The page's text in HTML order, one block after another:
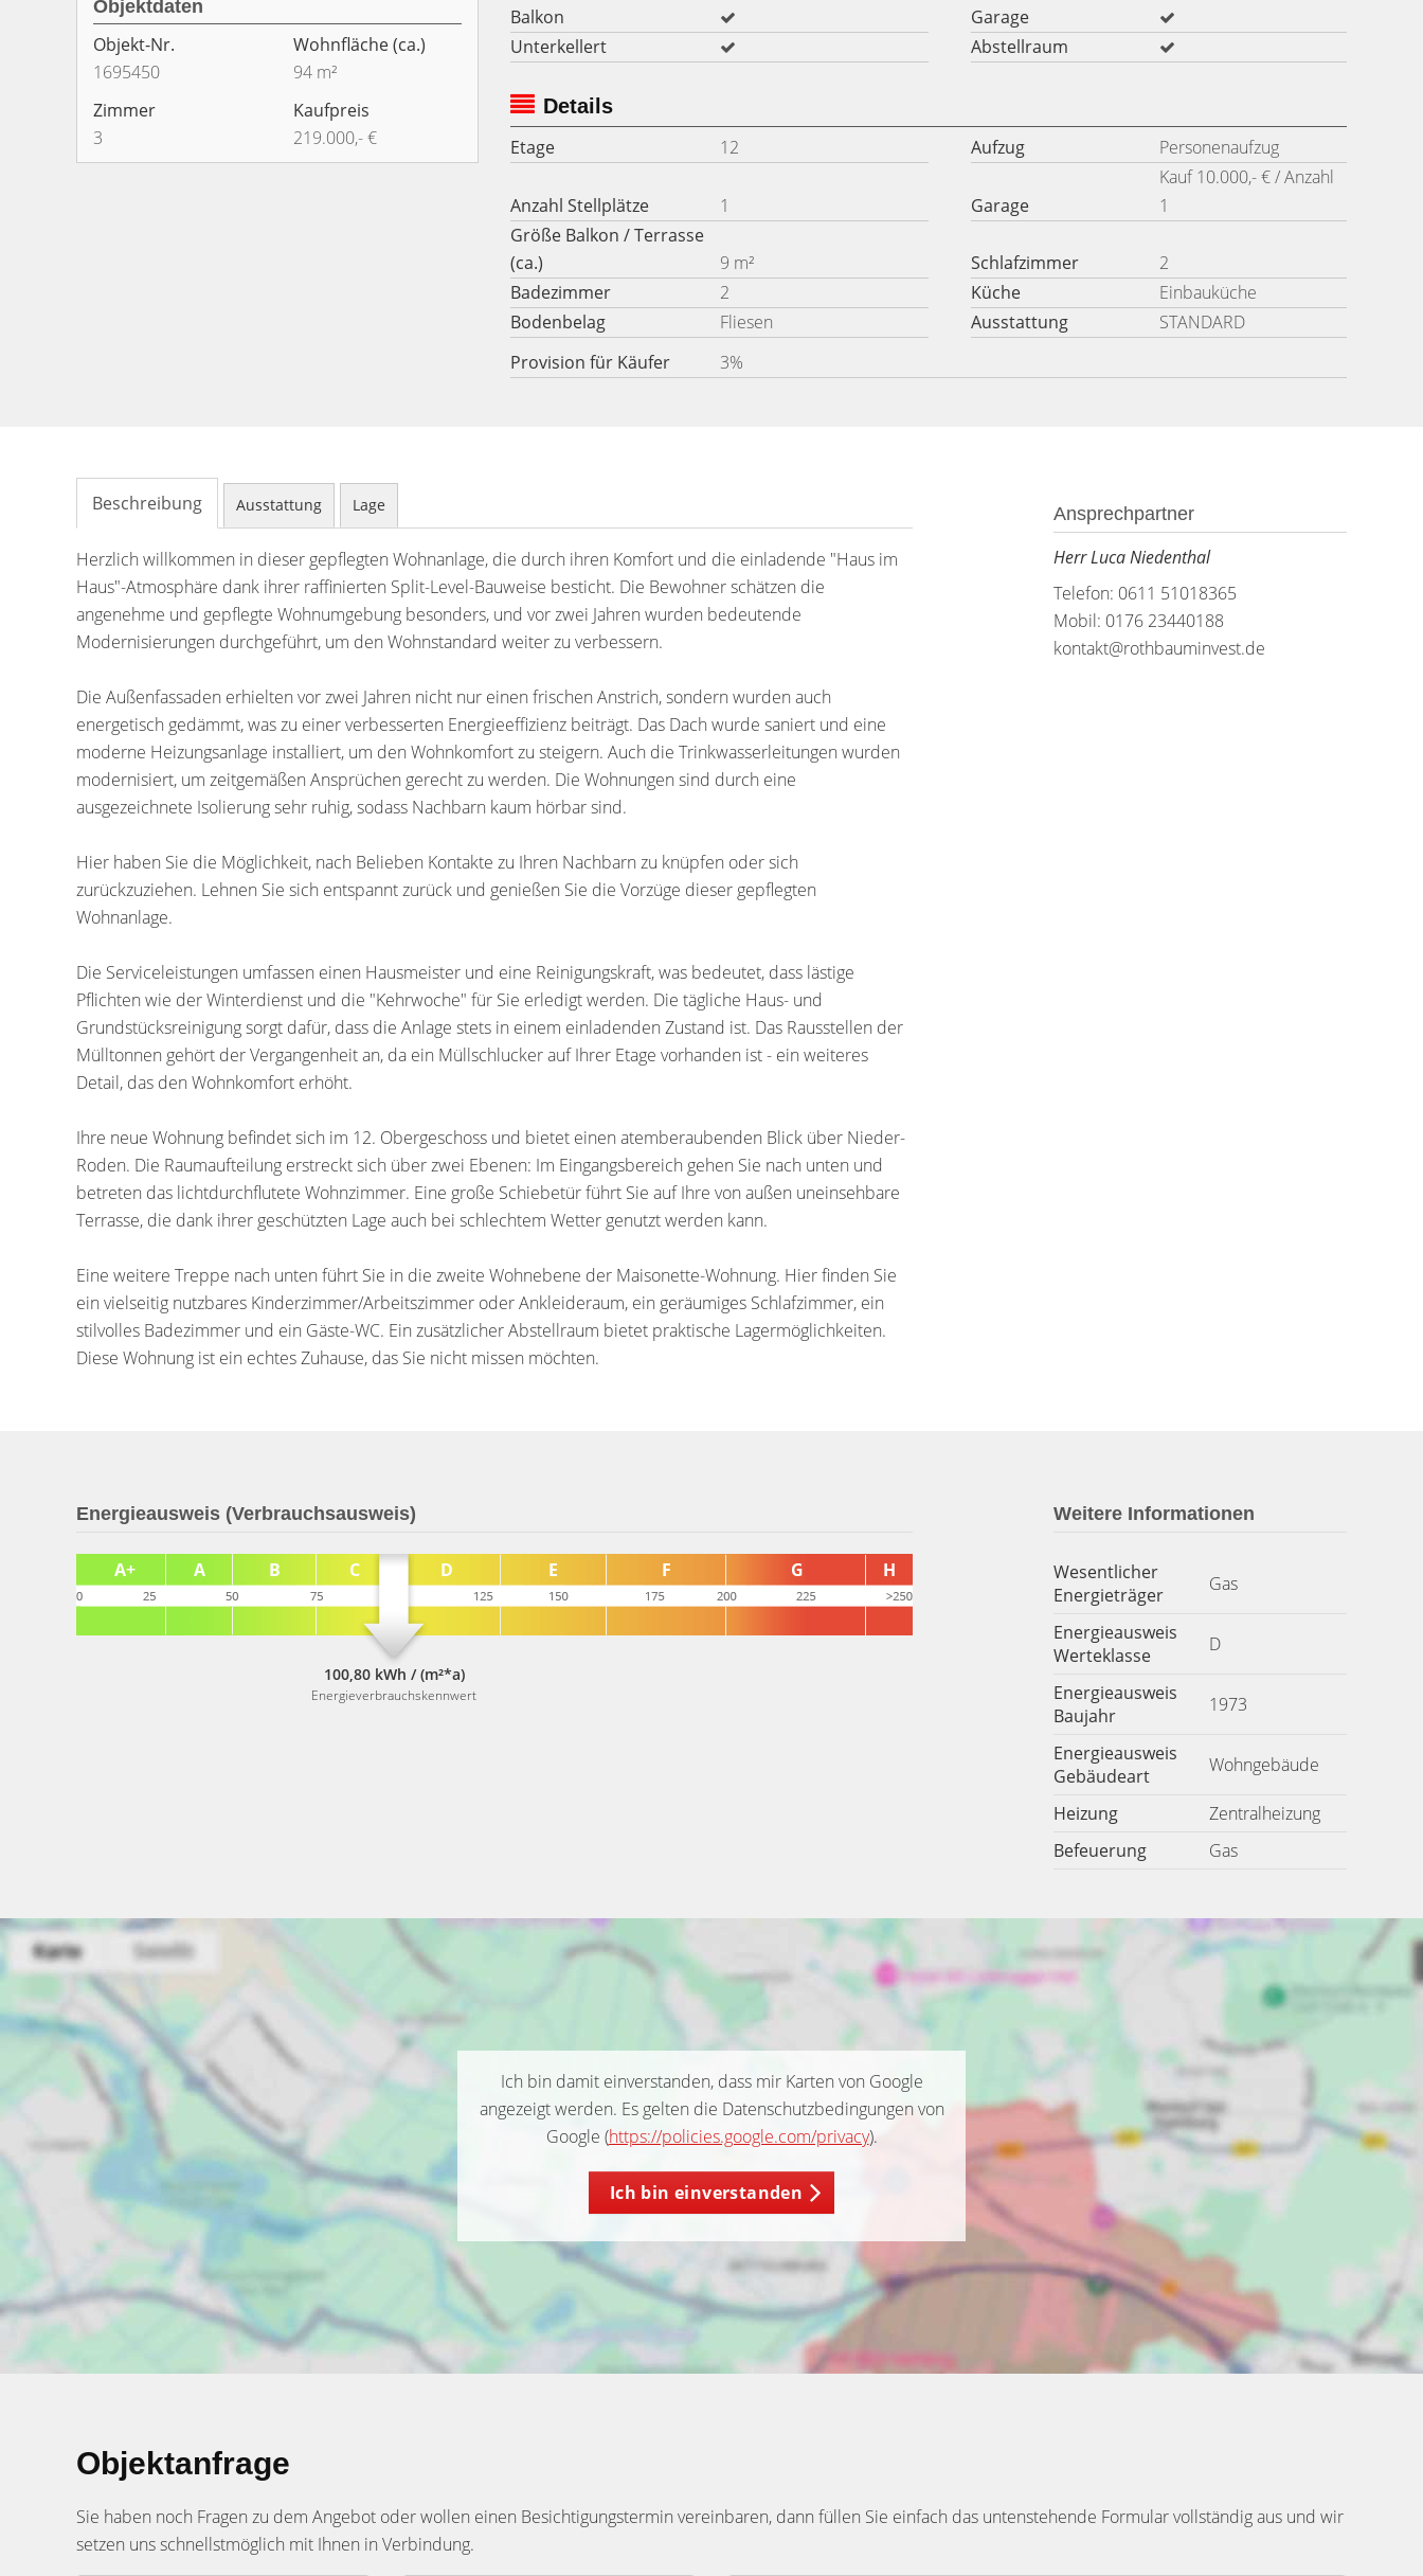
Objektdaten
Objekt-Nr.
1695450
Wohnfläche(ca.)
94 m²
Zimmer
3
Kaufpreis
219.000,- €
Balkon
Garage
Unterkellert
Abstellraum
Details
Etage
12 Aufzug Personenaufzug
Anzahl Stellplätze 1 Garage
Kauf 10.000,- € / Anzahl
1
Größe Balkon / Terrasse
(ca.)
9 m² Schlafzimmer
2
Badezimmer
2 Küche
Einbauküche
Bodenbelag
Fliesen Ausstattung
STANDARD
Provision für Käufer
3%
Beschreibung Ausstattung Lage
Herzlich willkommen in dieser gepflegten Wohnanlage, die durch ihren Komfort und die einladende "Haus im
Haus"-Atmosphäre dank ihrer raffinierten Split-Level-Bauweise besticht. Die Bewohner schätzen die
angenehme und gepflegte Wohnumgebung besonders, und vor zwei Jahren wurden bedeutende
Modernisierungen durchgeführt, um den Wohnstandard weiter zu verbessern.
Die Außenfassaden erhielten vor zwei Jahren nicht nur einen frischen Anstrich, sondern wurden auch
energetisch gedämmt, was zu einer verbesserten Energieeffizienz beiträgt. Das Dach wurde saniert und eine
moderne Heizungsanlage installiert, um den Wohnkomfort zu steigern. Auch die Trinkwasserleitungen wurden
modernisiert, um zeitgemäßen Ansprüchen gerecht zu werden. Die Wohnungen sind durch eine
ausgezeichnete Isolierung sehr ruhig, sodass Nachbarn kaum hörbar sind.
Hier haben Sie die Möglichkeit, nach Belieben Kontakte zu Ihren Nachbarn zu knüpfen oder sich
zurückzuziehen. Lehnen Sie sich entspannt zurück und genießen Sie die Vorzüge dieser gepflegten
Wohnanlage.
Die Serviceleistungen umfassen einen Hausmeister und eine Reinigungskraft, was bedeutet, dass lästige
Pflichten wie der Winterdienst und die "Kehrwoche" für Sie erledigt werden. Die tägliche Haus- und
Grundstücksreinigung sorgt dafür, dass die Anlage stets in einem einladenden Zustand ist. Das Rausstellen der
Mülltonnen gehört der Vergangenheit an, da ein Müllschlucker auf Ihrer Etage vorhanden ist - ein weiteres
Detail, das den Wohnkomfort erhöht.
Ihre neue Wohnung befindet sich im 12. Obergeschoss und bietet einen atemberaubenden Blick über Nieder-
Roden. Die Raumaufteilung erstreckt sich über zwei Ebenen: Im Eingangsbereich gehen Sie nach unten und
betreten das lichtdurchflutete Wohnzimmer. Eine große Schiebetür führt Sie auf Ihre von außen uneinsehbare
Terrasse, die dank ihrer geschützten Lage auch bei schlechtem Wetter genutzt werden kann.
Eine weitere Treppe nach unten führt Sie in die zweite Wohnebene der Maisonette-Wohnung. Hier finden Sie
ein vielseitig nutzbares Kinderzimmer/Arbeitszimmer oder Ankleideraum, ein geräumiges Schlafzimmer, ein
stilvolles Badezimmer und ein Gäste-WC. Ein zusätzlicher Abstellraum bietet praktische Lagermöglichkeiten.
Diese Wohnung ist ein echtes Zuhause, das Sie nicht missen möchten.
Ansprechpartner
Herr Luca Niedenthal
Telefon: 0611 51018365
Mobil: 0176 23440188
kontakt@rothbauminvest.de
Energieausweis (Verbrauchsausweis)
100,80 kWh / (m²*a)
Energieverbrauchskennwert
Weitere Informationen
Wesentlicher
Energieträger
Gas
Energieausweis
Werteklasse
D
Energieausweis
Baujahr
1973
Energieausweis
Gebäudeart
Wohngebäude
Heizung
Zentralheizung
Befeuerung
Gas
Ich bin damit einverstanden, dass mir Karten von Google
angezeigt werden. Es gelten die Datenschutzbedingungen von
Google (https://policies.google.com/privacy).
Ich bin einverstanden
Objektanfrage
Sie haben noch Fragen zu dem Angebot oder wollen einen Besichtigungstermin vereinbaren, dann füllen Sie einfach das untenstehende Formular vollständig aus und wir
setzen uns schnellstmöglich mit Ihnen in Verbindung.